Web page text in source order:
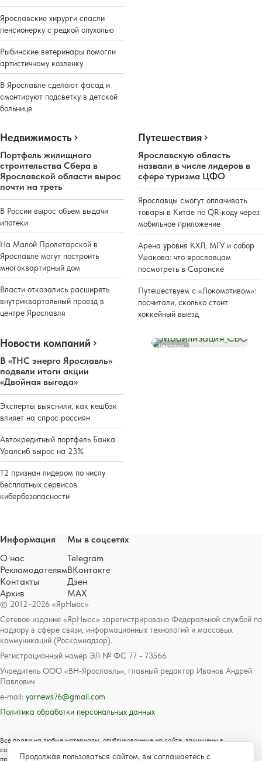
Ярославские хирурги спасли
пенсионерку с редкой опухолью
Рыбинские ветеринары помогли
артистичному козленку
В Ярославле сделают фасад и
смонтируют подсветку в детской
больнице
Недвижимость
Портфель жилищного
строительства Сбера в
Ярославской области вырос
почти на треть
В России вырос объем выдачи
ипотеки
На Малой Пролетарской в
Ярославле могут построить
многоквартирный дом
Власти отказались расширять
внутриквартальный проезд в
центре Ярославля
Путешествия
Ярославскую область
назвали в числе лидеров в
сфере туризма ЦФО
Ярославцы смогут оплачивать
товары в Китае по QR-коду через
мобильное приложение
Арена уровня КХЛ, МГУ и собор
Ушакова: что ярославцам
посмотреть в Саранске
Путешествуем с «Локомотивом»:
посчитали, сколько стоит
хоккейный выезд
Новости компаний
В «ТНС энерго Ярославль»
подвели итоги акции
«Двойная выгода»
Эксперты выяснили, как кешбэк
влияет на спрос россиян
Автокредитный портфель Банка
Уралсиб вырос на 23%
Т2 признан лидером по числу
бесплатных сервисов
кибербезопасности
Реклама
© 2012–2026 «ЯрНьюс»
Сетевое издание «ЯрНьюс» зарегистрировано Федеральной службой по
надзору в сфере связи, информационных технологий и массовых
коммуникаций (Роскомнадзор).
Регистрационный номер ЭЛ № ФС 77 - 73566
Учредитель ООО «ВН-Ярославль», главный редактор Иванов Андрей
Павлович
e-mail: yarnews76@gmail.com
Политика обработки персональных данных
Все права на любые материалы, опубликованные на сайте, защищены в
соответствии с российским и международным законодательством об авторском
праве и смежных правах. Любое использование текстовых, фото, аудио и
Информация
О нас
Рекламодателям
Контакты
Архив
Мы в соцсетях
Telegram
ВКонтакте
Дзен
MAX
Продолжая пользоваться сайтом, вы соглашаетесь с